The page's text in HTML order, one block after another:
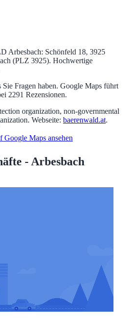
Arbesbach: Schönfeld 18, 3925
(PLZ 3925). Hochwertige
Fragen haben. Google Maps führt
2291 Rezensionen.
organization, non-governmental
Webseite: baerenwald.at.
Maps ansehen
- Arbesbach